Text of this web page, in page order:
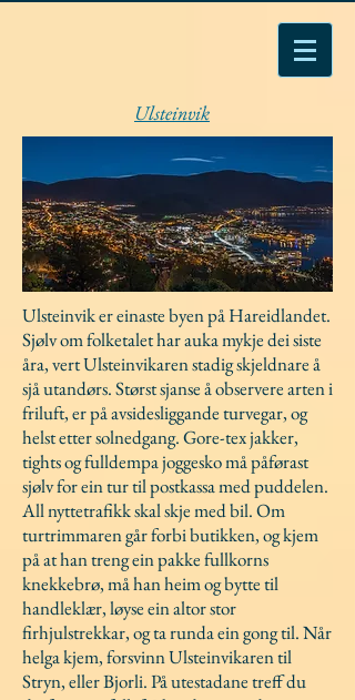
Ulsteinvik
Ulsteinvik er einaste byen på Hareidlandet.
Sjølv om folketalet har auka mykje dei siste
åra, vert Ulsteinvikaren stadig skjeldnare å
sjå utandørs. Størst sjanse å observere arten i
friluft, er på avsidesliggande turvegar, og
helst etter solnedgang. Gore-tex jakker,
tights og fulldempa joggesko må påførast
sjølv for ein tur til postkassa med puddelen.
All nyttetrafikk skal skje med bil. Om
turtrimmaren går forbi butikken, og kjem
på at han treng ein pakke fullkorns
knekkebrø, må han heim og bytte til
handleklær, løyse ein altor stor
firhjulstrekkar, og ta runda ein gong til. Når
helga kjem, forsvinn Ulsteinvikaren til
Stryn, eller Bjorli. På utestadane treff du